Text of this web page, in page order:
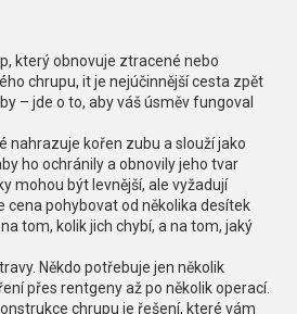
který obnovuje ztracené nebo
chrupu, it je nejúčinnější cesta zpět
– jde o to, aby váš úsměv fungoval
nahrazuje kořen zubu a slouží jako
ho ochránily a obnovily jeho tvar
mohou být levnější, ale vyžadují
pohybovat od několika desítek
tom, kolik jich chybí, a na tom, jaký
Někdo potřebuje jen několik
přes rentgeny až po několik operací.
chrupu je řešení, které vám